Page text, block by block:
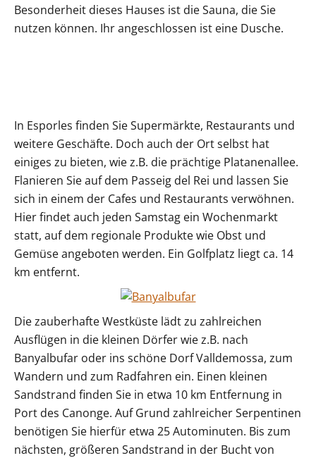
Besonderheit dieses Hauses ist die Sauna, die Sie
nutzen können. Ihr angeschlossen ist eine Dusche.
In Esporles finden Sie Supermärkte, Restaurants und
weitere Geschäfte. Doch auch der Ort selbst hat
einiges zu bieten, wie z.B. die prächtige Platanenallee.
Flanieren Sie auf dem Passeig del Rei und lassen Sie
sich in einem der Cafes und Restaurants verwöhnen.
Hier findet auch jeden Samstag ein Wochenmarkt
statt, auf dem regionale Produkte wie Obst und
Gemüse angeboten werden. Ein Golfplatz liegt ca. 14
km entfernt.
Die zauberhafte Westküste lädt zu zahlreichen
Ausflügen in die kleinen Dörfer wie z.B. nach
Banyalbufar oder ins schöne Dorf Valldemossa, zum
Wandern und zum Radfahren ein. Einen kleinen
Sandstrand finden Sie in etwa 10 km Entfernung in
Port des Canonge. Auf Grund zahlreicher Serpentinen
benötigen Sie hierfür etwa 25 Autominuten. Bis zum
nächsten, größeren Sandstrand in der Bucht von